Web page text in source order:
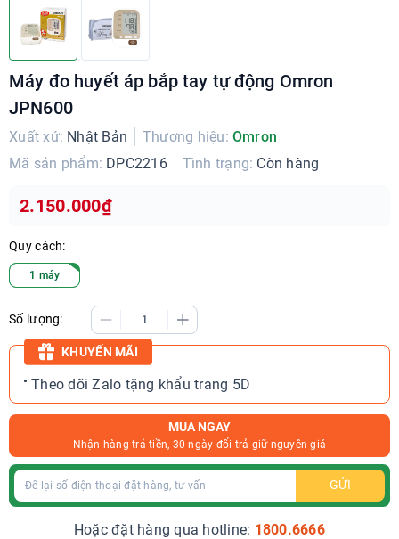
Máy đo huyết áp bắp tay tự động Omron
JPN600
Xuất xứ: Nhật Bản Thương hiệu: Omron
Mã sản phẩm: DPC2216 Tình trạng: Còn hàng
2.150.000₫
Quy cách:
1 máy
Số lượng:
KHUYẾN MÃI
Theo dõi Zalo tặng khẩu trang 5D
MUA NGAY
Nhận hàng trả tiền, 30 ngày đổi trả giữ nguyên giá
GỬI
Hoặc đặt hàng qua hotline: 1800.6666